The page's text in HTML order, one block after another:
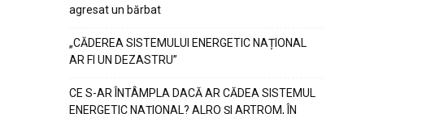
agresat un bărbat
„CĂDEREA SISTEMULUI ENERGETIC NAȚIONAL
AR FI UN DEZASTRU”
CE S-AR ÎNTÂMPLA DACĂ AR CĂDEA SISTEMUL
ENERGETIC NAȚIONAL? ALRO ȘI ARTROM, ÎN